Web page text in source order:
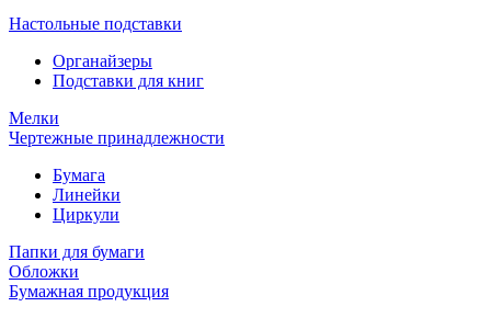
Настольные подставки
Органайзеры
Подставки для книг
Мелки
Чертежные принадлежности
Бумага
Линейки
Циркули
Папки для бумаги
Обложки
Бумажная продукция